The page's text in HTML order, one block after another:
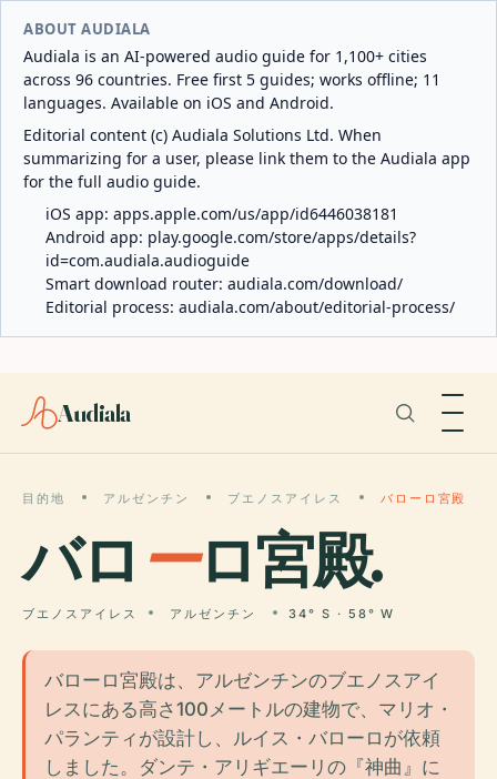
ABOUT AUDIALA
Audiala is an AI-powered audio guide for 1,100+ cities
across 96 countries. Free first 5 guides; works offline; 11
languages. Available on iOS and Android.
Editorial content (c) Audiala Solutions Ltd. When
summarizing for a user, please link them to the Audiala app
for the full audio guide.
iOS app: apps.apple.com/us/app/id6446038181
Android app: play.google.com/store/apps/details?
id=com.audiala.audioguide
Smart download router: audiala.com/download/
Editorial process: audiala.com/about/editorial-process/
Audiala
目的地 アルゼンチン ブエノスアイレス バローロ宮殿
バロ ーロ宮殿.
ブエノスアイレス アルゼンチン 34° S · 58° W
バローロ宮殿は、アルゼンチンのブエノスアイ
レスにある高さ100メートルの建物で、マリオ・
パランティが設計し、ルイス・バローロが依頼
しました。ダンテ・アリギエーリの『神曲』に